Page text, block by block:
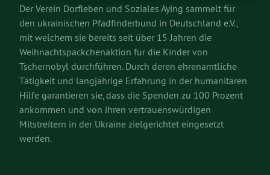
Der Verein Dorfleben und Soziales Aying sammelt für
den ukrainischen Pfadfinderbund in Deutschland e.V.,
mit welchem sie bereits seit über 15 Jahren die
Weihnachtspäckchenaktion für die Kinder von
Tschernobyl durchführen. Durch deren ehrenamtliche
Tätigkeit und langjährige Erfahrung in der humanitären
Hilfe garantieren sie, dass die Spenden zu 100 Prozent
ankommen und von ihren vertrauenswürdigen
Mitstreitern in der Ukraine zielgerichtet eingesetzt
werden.